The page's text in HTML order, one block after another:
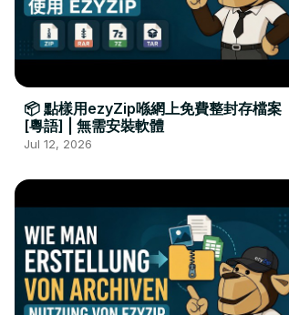
📦 點樣用ezyZip喺網上免費整封存檔案
[粵語] | 無需安裝軟體
Jul 12, 2026